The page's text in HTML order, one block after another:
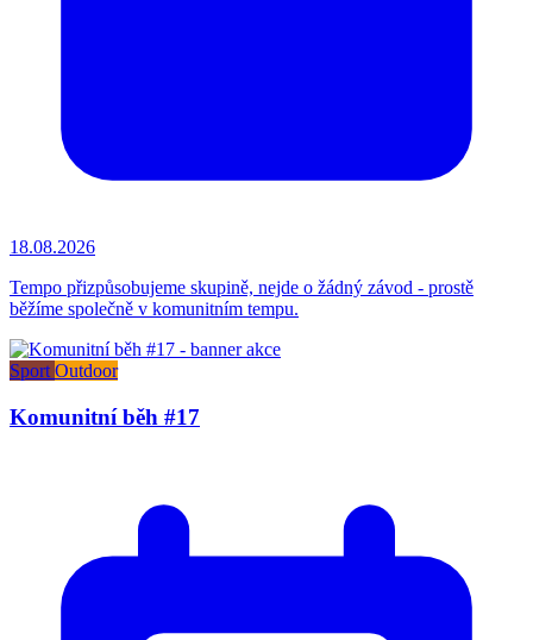
18.08.2026
Tempo přizpůsobujeme skupině, nejde o žádný závod - prostě
běžíme společně v komunitním tempu.
Sport Outdoor
Komunitní běh #17